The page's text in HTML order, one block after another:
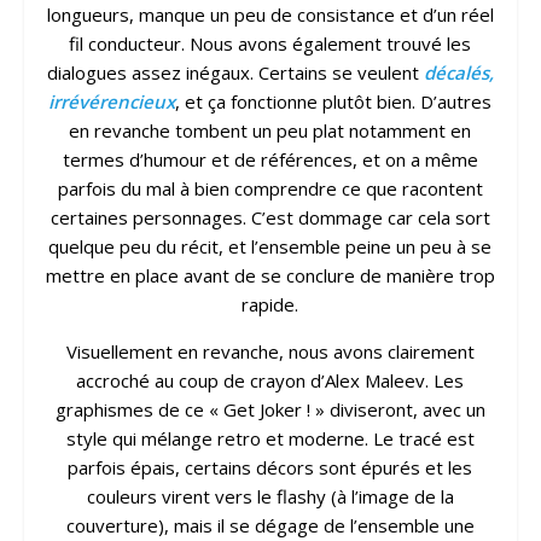
longueurs, manque un peu de consistance et d’un réel
fil conducteur. Nous avons également trouvé les
dialogues assez inégaux. Certains se veulent décalés,
irrévérencieux, et ça fonctionne plutôt bien. D’autres
en revanche tombent un peu plat notamment en
termes d’humour et de références, et on a même
parfois du mal à bien comprendre ce que racontent
certaines personnages. C’est dommage car cela sort
quelque peu du récit, et l’ensemble peine un peu à se
mettre en place avant de se conclure de manière trop
rapide.
Visuellement en revanche, nous avons clairement
accroché au coup de crayon d’Alex Maleev. Les
graphismes de ce « Get Joker ! » diviseront, avec un
style qui mélange retro et moderne. Le tracé est
parfois épais, certains décors sont épurés et les
couleurs virent vers le flashy (à l’image de la
couverture), mais il se dégage de l’ensemble une